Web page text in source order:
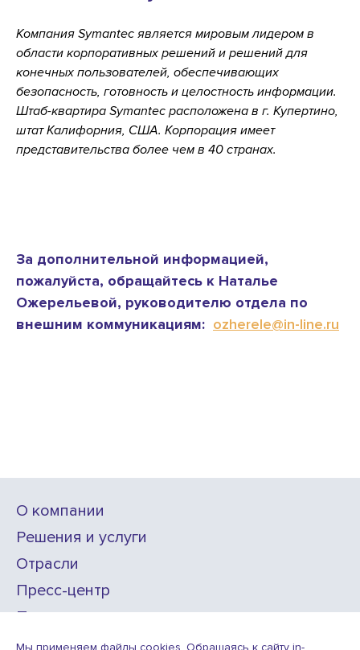
Компания Symantec является мировым лидером в
области корпоративных решений и решений для
конечных пользователей, обеспечивающих
безопасность, готовность и целостность информации.
Штаб-квартира Symantec расположена в г. Купертино,
штат Калифорния, США. Корпорация имеет
представительства более чем в 40 странах.
За дополнительной информацией,
пожалуйста, обращайтесь к Наталье
Ожерельевой, руководителю отдела по
внешним коммуникациям: ozherele@in-line.ru
О компании
Решения и услуги
Отрасли
Пресс-центр
Проекты
Карьера
Мы применяем файлы cookies. Обращаясь к сайту in-